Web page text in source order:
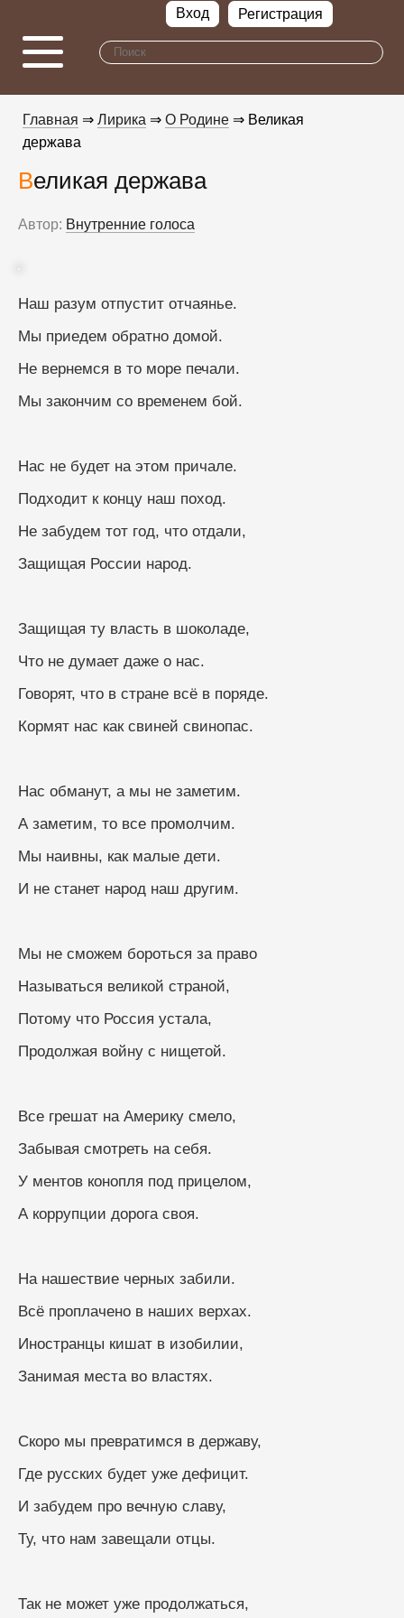
Вход Регистрация
Главная ⇒ Лирика ⇒ О Родине ⇒ Великая
держава
Великая держава
Автор: Внутренние голоса
Наш разум отпустит отчаянье.
Мы приедем обратно домой.
Не вернемся в то море печали.
Мы закончим со временем бой.
Нас не будет на этом причале.
Подходит к концу наш поход.
Не забудем тот год, что отдали,
Защищая России народ.
Защищая ту власть в шоколаде,
Что не думает даже о нас.
Говорят, что в стране всё в поряде.
Кормят нас как свиней свинопас.
Нас обманут, а мы не заметим.
А заметим, то все промолчим.
Мы наивны, как малые дети.
И не станет народ наш другим.
Мы не сможем бороться за право
Называться великой страной,
Потому что Россия устала,
Продолжая войну с нищетой.
Все грешат на Америку смело,
Забывая смотреть на себя.
У ментов конопля под прицелом,
А коррупции дорога своя.
На нашествие черных забили.
Всё проплачено в наших верхах.
Иностранцы кишат в изобилии,
Занимая места во властях.
Скоро мы превратимся в державу,
Где русских будет уже дефицит.
И забудем про вечную славу,
Ту, что нам завещали отцы.
Так не может уже продолжаться,